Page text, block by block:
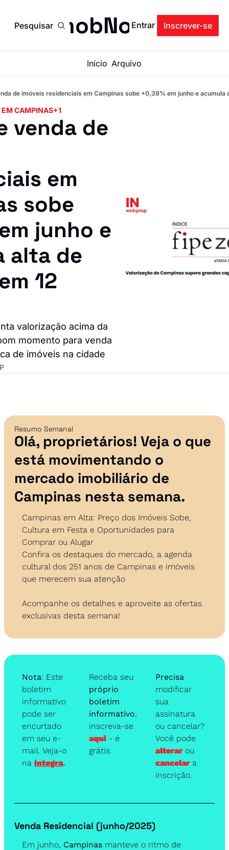
PesquisarImobNow
Entrar Inscrever-se
Início Arquivo
de imóveis residenciais em Campinas sobe +0,39% em junho e acumula
CAMPINAS+1
venda de
em
sobe
junho e
alta de
12
valorização acima da
momento para venda
de imóveis na cidade
Resumo Semanal
Olá, proprietários! Veja o que
está movimentando o
mercado imobiliário de
Campinas nesta semana.
Campinas em Alta: Preço dos Imóveis Sobe,
Cultura em Festa e Oportunidades para
Comprar ou Alugar
Confira os destaques do mercado, a agenda
cultural dos 251 anos de Campinas e imóveis
que merecem sua atenção
Acompanhe os detalhes e aproveite as ofertas
exclusivas desta semana!
Nota: Este
boletim
informativo
pode ser
encurtado
em seu e-
mail. Veja-o
na íntegra.
próprio
boletim
informativo,
aqui - é
grátis.
Precisa
modificar
sua
assinatura
ou cancelar?
alterar
cancelar a
inscrição.
Venda Residencial (junho/2025)
Em junho, Campinas manteve o ritmo de